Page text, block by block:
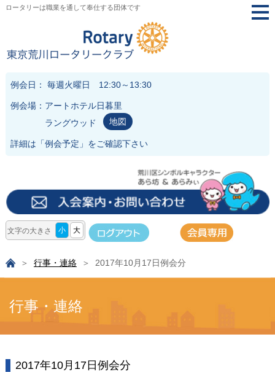
ロータリーは職業を通して奉仕する団体です
例会日： 毎週火曜日 12:30～13:30
例会場：アートホテル日暮里
ラングウッド
地図
詳細は「例会予定 」をご確認下さい
文字の大きさ 小 大
行事・連絡 2017年10月17日例会分
行事・連絡
2017年10月17日例会分